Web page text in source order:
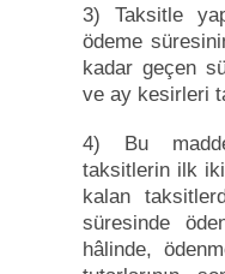
3) Taksitle
ödeme
kadar geçen
ve ay kesirleri
4) Bu
taksitlerin ilk
kalan
süresinde
hâlinde,